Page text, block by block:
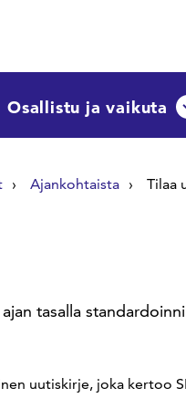
Osallistu ja vaikuta
Ajankohtaista Tilaa
tasalla
uutiskirje, joka kertoo